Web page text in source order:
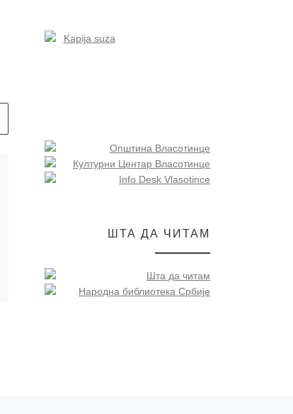
Published
ЗА КОРАК БЛИЖЕ
пошиљаоца Дивац
фондације, отворили смо
ШТА ДА ЧИТАМ